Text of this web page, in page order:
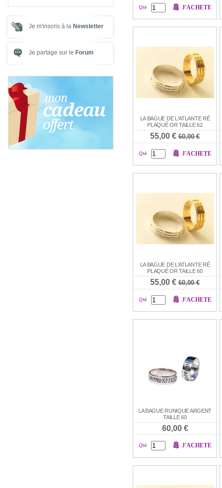
Je m'inscris à la Newsletter
Je partage sur le Forum
Qté J'ACHETE
LA BAGUE DE L'ATLANTE RÉ
PLAQUÉ OR TAILLE 62
55,00 € 60,00 €
Qté J'ACHETE
LA BAGUE DE L'ATLANTE RÉ
PLAQUÉ OR TAILLE 60
55,00 € 60,00 €
Qté J'ACHETE
LA BAGUE RUNIQUE ARGENT
TAILLE 60
60,00 €
Qté J'ACHETE